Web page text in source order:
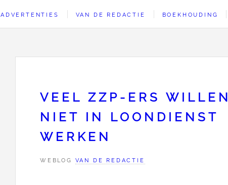
ADVERTENTIES VAN DE REDACTIE BOEKHOUDING
VEEL ZZP-ERS WILLEN
NIET IN LOONDIENST
WERKEN
WEBLOG VAN DE REDACTIE